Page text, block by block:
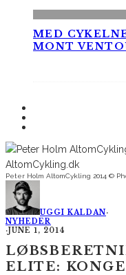
MED
MONT
Peter Holm AltomCykling 2014 ©
UGGI KALDAN·
NYHEDER
·JUNE 1, 2014
ELITE: